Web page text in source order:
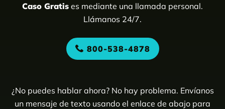
Caso Gratis es mediante una llamada personal.
Llámanos 24/7.
800-538-4878
¿No puedes hablar ahora? No hay problema. Envíanos
un mensaje de texto usando el enlace de abajo para